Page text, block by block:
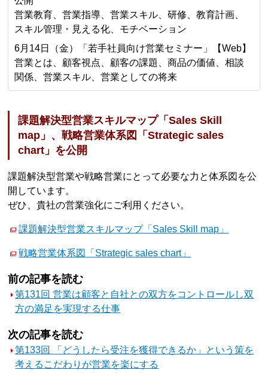
営業教育、営業指導、営業スキル、研修、教育計画、
スキル管理・見える化、モチベーション
6月14日（金）「若手社員向け営業セミナー」【Web】
営業とは、顧客視点、顧客の課題、商品の価値、相談
関係、営業スキル、営業としての将来
課題解決型営業スキルマップ「Sales Skill
map」、戦略営業体系図「Strategic sales
chart」を公開
課題解決型営業や戦略営業にとって必要な力と体系図を公
開しています。
ぜひ、貴社の営業強化にご利用ください。
課題解決型営業スキルマップ「Sales Skill map」
戦略営業体系図「Strategic sales chart」
前の記事を読む
第131回 営業は顧客と自社との双方をコントロールし双
方の満足を実現する仕事
次の記事を読む
第133回 「どうしたら受注を獲得できるか」という策を
考えるこだわりが営業を楽にする